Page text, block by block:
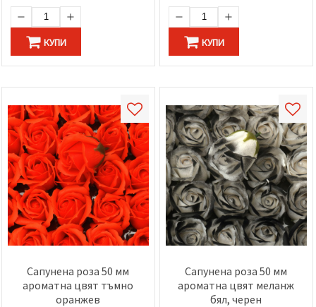
КУПИ КУПИ
Сапунена роза 50 мм
ароматна цвят тъмно
оранжев
Сапунена роза 50 мм
ароматна цвят меланж
бял, черен